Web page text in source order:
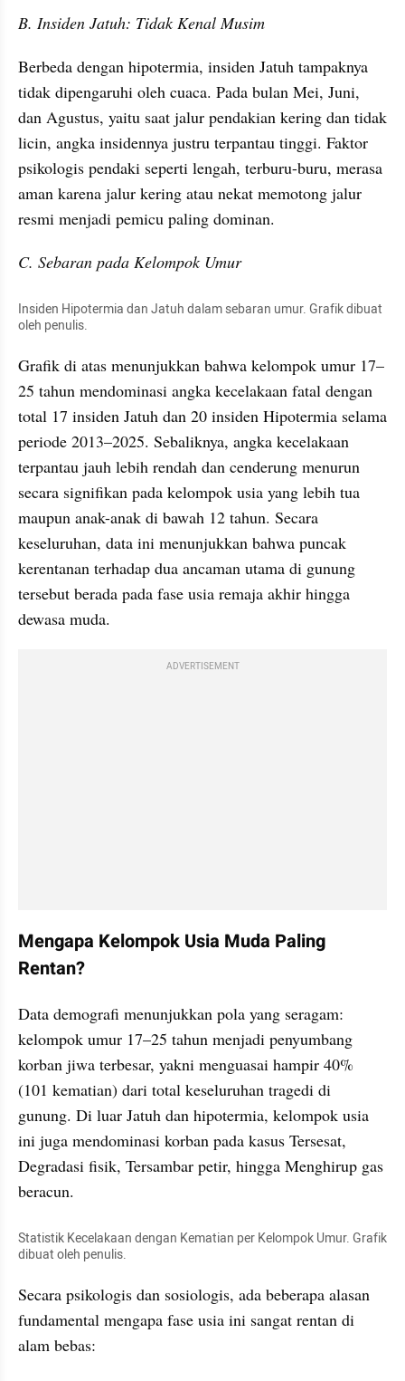
B. Insiden Jatuh: Tidak Kenal Musim
Berbeda dengan hipotermia, insiden Jatuh tampaknya
tidak dipengaruhi oleh cuaca. Pada bulan Mei, Juni,
dan Agustus, yaitu saat jalur pendakian kering dan tidak
licin, angka insidennya justru terpantau tinggi. Faktor
psikologis pendaki seperti lengah, terburu-buru, merasa
aman karena jalur kering atau nekat memotong jalur
resmi menjadi pemicu paling dominan.
C. Sebaran pada Kelompok Umur
Insiden Hipotermia dan Jatuh dalam sebaran umur. Grafik dibuat
oleh penulis.
Grafik di atas menunjukkan bahwa kelompok umur 17–
25 tahun mendominasi angka kecelakaan fatal dengan
total 17 insiden Jatuh dan 20 insiden Hipotermia selama
periode 2013–2025. Sebaliknya, angka kecelakaan
terpantau jauh lebih rendah dan cenderung menurun
secara signifikan pada kelompok usia yang lebih tua
maupun anak-anak di bawah 12 tahun. Secara
keseluruhan, data ini menunjukkan bahwa puncak
kerentanan terhadap dua ancaman utama di gunung
tersebut berada pada fase usia remaja akhir hingga
dewasa muda.
ADVERTISEMENT
Mengapa Kelompok Usia Muda Paling
Rentan?
Data demografi menunjukkan pola yang seragam:
kelompok umur 17–25 tahun menjadi penyumbang
korban jiwa terbesar, yakni menguasai hampir 40%
(101 kematian) dari total keseluruhan tragedi di
gunung. Di luar Jatuh dan hipotermia, kelompok usia
ini juga mendominasi korban pada kasus Tersesat,
Degradasi fisik, Tersambar petir, hingga Menghirup gas
beracun.
Statistik Kecelakaan dengan Kematian per Kelompok Umur. Grafik
dibuat oleh penulis.
Secara psikologis dan sosiologis, ada beberapa alasan
fundamental mengapa fase usia ini sangat rentan di
alam bebas: